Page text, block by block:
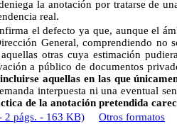
la anotación por tratarse de
real.
el defecto ya que, aunque el
General, comprendiendo no
otras cuya estimación
a público de documentos
aquellas en las que
interpuesta ni una eventual
de la anotación pretendida
2 págs. - 163 KB)
Otros formatos